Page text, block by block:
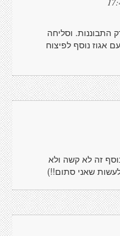
התבוננות. וסליחה
אגוז נוסף לפיצוח
זה לא קשה ולא
שאני סתום!!)